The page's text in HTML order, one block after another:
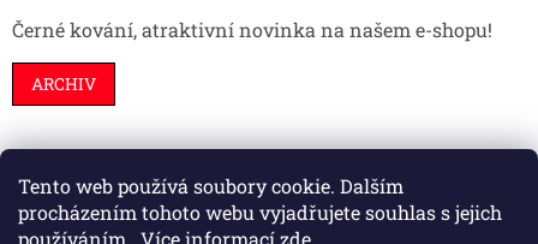
Tento web používá soubory cookie. Dalším
procházením tohoto webu vyjadřujete souhlas s jejich
používáním.. Více informacízde
Černé kování, atraktivní novinka na našem e-shopu!
ARCHIV
Stavební pouzdra Interiéry Dveře